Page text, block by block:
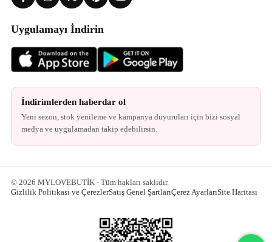
Uygulamayı İndirin
İndirimlerden haberdar ol
Yeni sezon, stok yenileme ve kampanya duyuruları için bizi sosyal
medya ve uygulamadan takip edebilirsin.
© 2026 MYLOVEBUTİK - Tüm hakları saklıdır.
Gizlilik Politikası ve ÇerezlerSatış Genel ŞartlarıÇerez AyarlarıSite Haritası